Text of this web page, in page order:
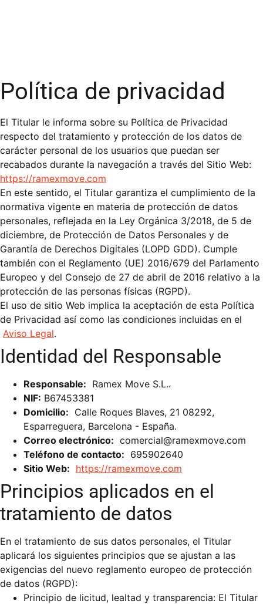
Política de privacidad
El Titular le informa sobre su Política de Privacidad
respecto del tratamiento y protección de los datos de
carácter personal de los usuarios que puedan ser
recabados durante la navegación a través del Sitio Web:
https://ramexmove.com
En este sentido, el Titular garantiza el cumplimiento de la
normativa vigente en materia de protección de datos
personales, reflejada en la Ley Orgánica 3/2018, de 5 de
diciembre, de Protección de Datos Personales y de
Garantía de Derechos Digitales (LOPD GDD). Cumple
también con el Reglamento (UE) 2016/679 del Parlamento
Europeo y del Consejo de 27 de abril de 2016 relativo a la
protección de las personas físicas (RGPD).
El uso de sitio Web implica la aceptación de esta Política
de Privacidad así como las condiciones incluidas en el
Aviso Legal.
Identidad del Responsable
Responsable: Ramex Move S.L..
NIF: B67453381
Domicilio: Calle Roques Blaves, 21 08292,
Esparreguera, Barcelona - España.
Correo electrónico: comercial@ramexmove.com
Teléfono de contacto: 695902640
Sitio Web: https://ramexmove.com
Principios aplicados en el
tratamiento de datos
En el tratamiento de sus datos personales, el Titular
aplicará los siguientes principios que se ajustan a las
exigencias del nuevo reglamento europeo de protección
de datos (RGPD):
Principio de licitud, lealtad y transparencia: El Titular